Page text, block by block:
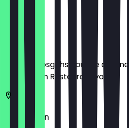
Bevor du losgehst, buche dir
zeige ihn im Restaurant vor.
10557
Berlin